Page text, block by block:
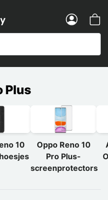
en
Plus
10
Oppo Reno 10
Pro Plus-
screenprotectors